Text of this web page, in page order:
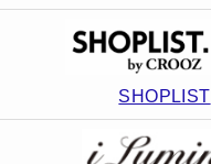
SHOPLIST